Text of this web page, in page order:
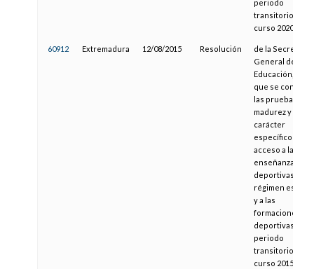
periodo
transitorio, para
curso 2020/2021
60912 Extremadura 12/08/2015 Resolución
de la Secretaría
General de
Educación, por
que se
las pruebas de
madurez y de
carácter
específico para
acceso a las
enseñanzas
deportivas de
régimen
y a las
formaciones
deportivas en
periodo
transitorio, para
curso 2015/2016